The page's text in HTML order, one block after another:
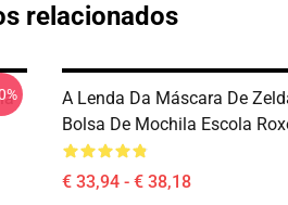
relacionados
A Lenda Da Máscara De
Bolsa De Mochila Escola
€ 33,94 - € 38,18